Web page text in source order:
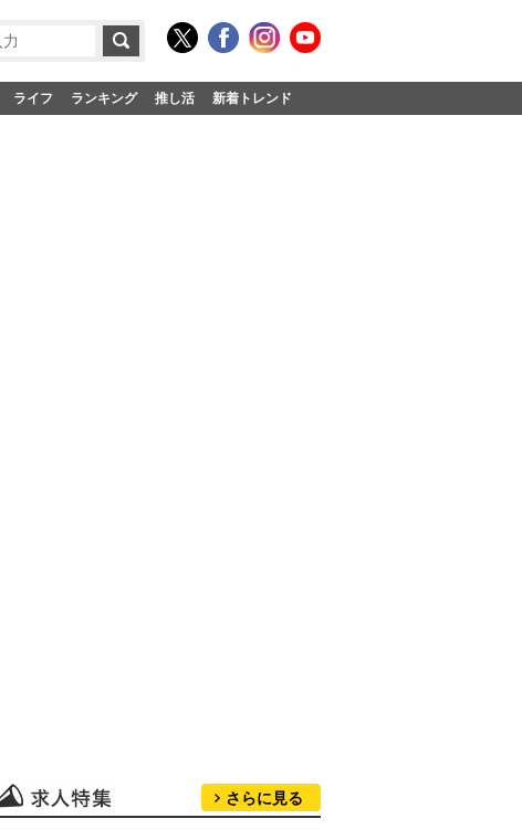
ライフ ランキング 推し活 新着トレンド
さらに見る